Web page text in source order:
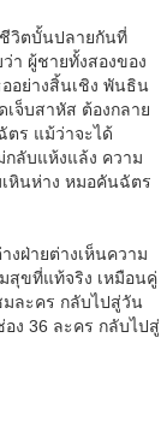
วิตบั้นปลายกันที่
า ผู้ชายทั้งสองของ
อย่างสิ้นเชิง พันธิน
จ็บสาหัส ต้องกลาย
ตร แม้ว่าจะได้
ลับแห้งแล้ง ความ
หินห่าง หมอคันฉัตร
ฝ่ายต่างเห็นความ
สุขที่แท้จริง เหมือนคู่
มละคร กลับไปสู่วัน
ง 36 ละคร กลับไปสู่